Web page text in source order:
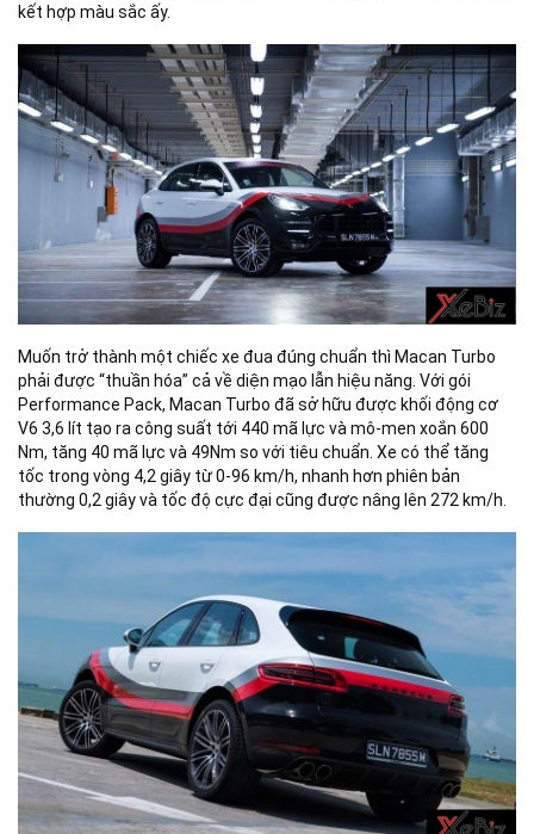
kết hợp màu sắc ấy.
Muốn trở thành một chiếc xe đua đúng chuẩn thì Macan Turbo
phải được “thuần hóa” cả về diện mạo lẫn hiệu năng. Với gói
Performance Pack, Macan Turbo đã sở hữu được khối động cơ
V6 3,6 lít tạo ra công suất tới 440 mã lực và mô-men xoắn 600
Nm, tăng 40 mã lực và 49Nm so với tiêu chuẩn. Xe có thể tăng
tốc trong vòng 4,2 giây từ 0-96 km/h, nhanh hơn phiên bản
thường 0,2 giây và tốc độ cực đại cũng được nâng lên 272 km/h.